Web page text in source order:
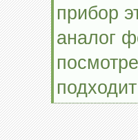
прибор
аналог